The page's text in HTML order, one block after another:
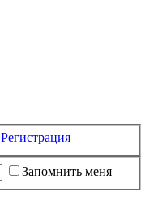
Регистрация
Запомнить меня